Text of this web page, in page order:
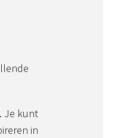
Je kunt
in